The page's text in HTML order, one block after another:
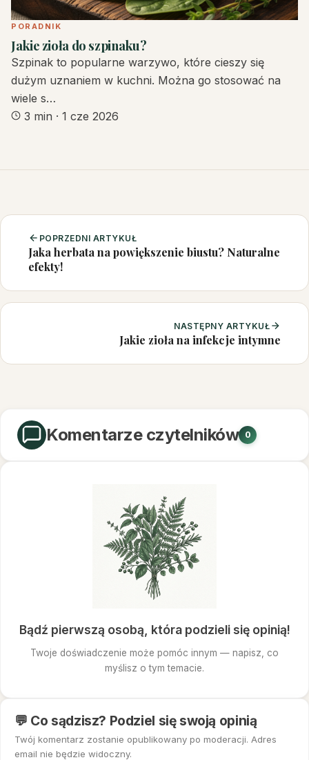
PORADNIK
Jakie zioła do szpinaku?
Szpinak to popularne warzywo, które cieszy się
dużym uznaniem w kuchni. Można go stosować na
wiele s…
3 min · 1 cze 2026
POPRZEDNI ARTYKUŁ
Jaka herbata na powiększenie biustu? Naturalne
efekty!
NASTĘPNY ARTYKUŁ
Jakie zioła na infekcje intymne
Komentarze czytelników 0
Bądź pierwszą osobą, która podzieli się opinią!
Twoje doświadczenie może pomóc innym — napisz, co
myślisz o tym temacie.
💬 Co sądzisz? Podziel się swoją opinią
Twój komentarz zostanie opublikowany po moderacji. Adres
email nie będzie widoczny.